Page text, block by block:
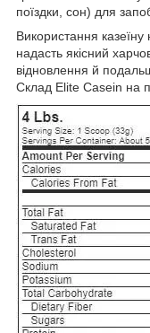
поїздки, сон) для
Використання
надасть якісний
відновлення й
Склад Elite Casein на